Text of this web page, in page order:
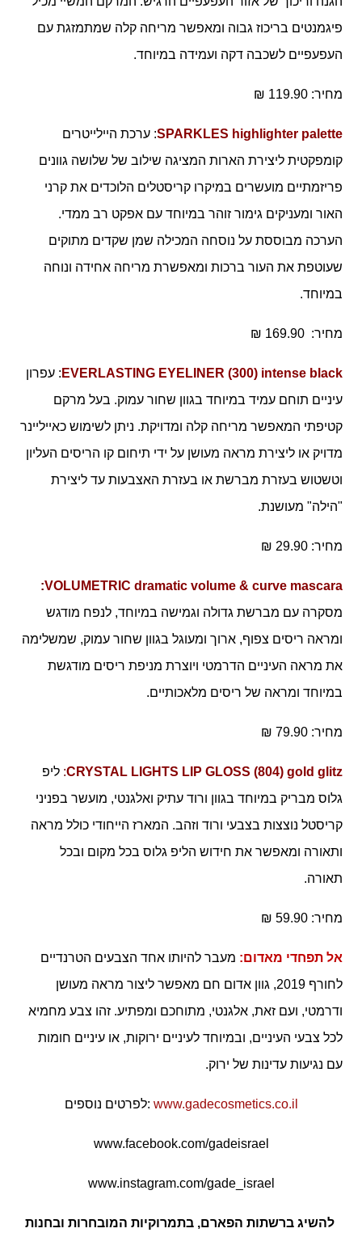
פיגמנטים בריכוז גבוה ומאפשר מריחה קלה שמתמזגת עם
העפעפיים לשכבה דקה ועמידה במיוחד.
מחיר: 119.90 ₪
SPARKLES highlighter palette: ערכת היילייטרים
קומפקטית ליצירת הארות המציגה שילוב של שלושה גוונים
פריזמתיים מועשרים במיקרו קריסטלים הלוכדים את קרני
האור ומעניקים גימור זוהר במיוחד עם אפקט רב ממדי.
הערכה מבוססת על נוסחה המכילה שמן שקדים מתוקים
שעוטפת את העור ברכות ומאפשרת מריחה אחידה ונוחה
במיוחד.
מחיר:
EVERLASTING EYELINER (300) intense black : עפרון
עיניים תוחם עמיד במיוחד בגוון שחור עמוק. בעל מרקם
קטיפתי המאפשר מריחה קלה ומדויקת. ניתן לשימוש כאייליינר
מדויק או ליצירת מראה מעושן על ידי תיחום קו הריסים העליון
וטשטוש בעזרת מברשת או בעזרת האצבעות עד ליצירת
"הילה" מעושנת.
מחיר: 29.90 ₪
VOLUMETRIC dramatic volume & curve mascara
:
מסקרה עם מברשת גדולה וגמישה במיוחד, לנפח מודגש
ומראה ריסים צפוף, ארוך ומעוגל בגוון שחור עמוק, שמשלימה
את מראה העיניים הדרמטי ויוצרת מניפת ריסים מודגשת
במיוחד ומראה של ריסים מלאכותיים.
מחיר: 79.90 ₪
CRYSTAL LIGHTS LIP GLOSS (804) gold glitz
: ליפ
גלוס מבריק במיוחד בגוון ורוד עתיק ואלגנטי, מועשר בפניני
קריסטל נוצצות בצבעי ורוד וזהב. המארז הייחודי כולל מראה
ותאורה ומאפשר את חידוש הליפ גלוס בכל מקום ובכל
תאורה.
מחיר: 59.90 ₪
אל תפחדי מאדום: מעבר להיותו אחד הצבעים הטרנדיים
לחורף 2019, גוון אדום חם מאפשר ליצור מראה מעושן
ודרמטי, ועם זאת, אלגנטי, מתוחכם ומפתיע. זהו צבע מחמיא
לכל צבעי העיניים, ובמיוחד לעיניים ירוקות, או עיניים חומות
עם נגיעות עדינות של ירוק.
לפרטים נוספים: www.gadecosmetics.co.il
www.facebook.com/gadeisrael
www.instagram.com/gade_israel
להשיג ברשתות הפארם, בתמרוקיות המובחרות ובחנות